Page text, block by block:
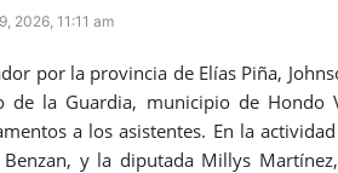
2026, 11:11 am
por la provincia de Elías Piña,
de la Guardia, municipio de Hondo
a los asistentes. En la
y la diputada Millys